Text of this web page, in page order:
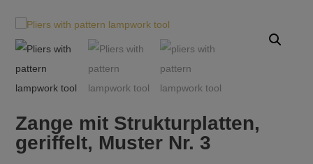
Zange mit Strukturplatten,
geriffelt, Muster Nr. 3